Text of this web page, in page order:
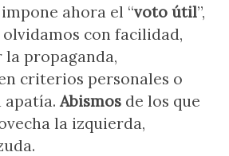
ahora el “voto útil”,
con facilidad,
propaganda,
criterios personales o
apatía. Abismos de los que
la izquierda,